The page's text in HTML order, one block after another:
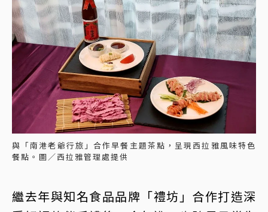
與「南港老爺行旅」合作早餐主題茶點，呈現西拉雅風味特色
餐點。圖／西拉雅管理處提供
繼去年與知名食品品牌「禮坊」合作打造深